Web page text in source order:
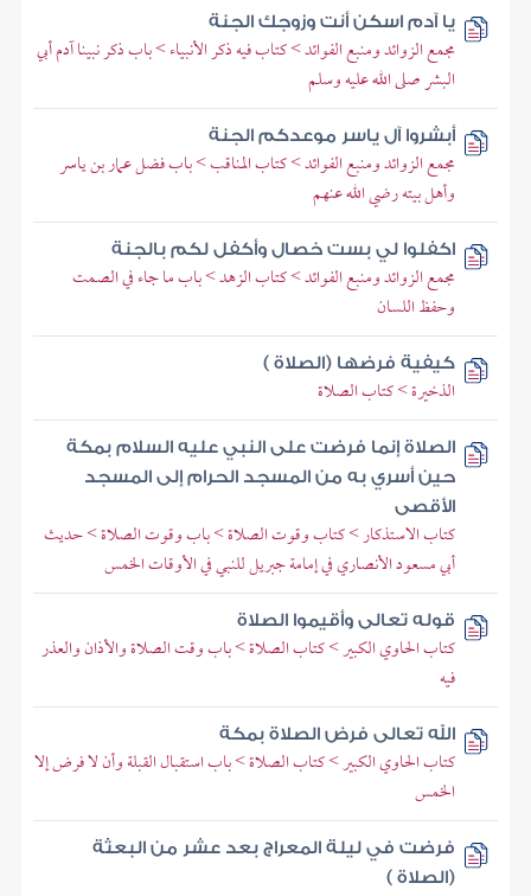
يا آدم اسكن أنت وزوجك الجنة
مجمع الزوائد ومنبع الفوائد > كتاب فيه ذكر الأنبياء > باب ذكر نبينا آدم أبي
البشر صلى الله عليه وسلم
أبشروا آل ياسر موعدكم الجنة
مجمع الزوائد ومنبع الفوائد > كتاب المناقب > باب فضل عمار بن ياسر
وأهل بيته رضي الله عنهم
اكفلوا لي بست خصال وأكفل لكم بالجنة
مجمع الزوائد ومنبع الفوائد > كتاب الزهد > باب ما جاء في الصمت
وحفظ اللسان
كيفية فرضها (الصلاة )
الذخيرة > كتاب الصلاة
الصلاة إنما فرضت على النبي عليه السلام بمكة
حين أسري به من المسجد الحرام إلى المسجد
الأقصى
كتاب الاستذكار > كتاب وقوت الصلاة > باب وقوت الصلاة > حديث
أبي مسعود الأنصاري في إمامة جبريل للنبي في الأوقات الخمس
قوله تعالى وأقيموا الصلاة
كتاب الحاوي الكبير > كتاب الصلاة > باب وقت الصلاة والأذان والعذر
فيه
الله تعالى فرض الصلاة بمكة
كتاب الحاوي الكبير > كتاب الصلاة > باب استقبال القبلة وأن لا فرض إلا
الخمس
فرضت في ليلة المعراج بعد عشر من البعثة
(الصلاة )